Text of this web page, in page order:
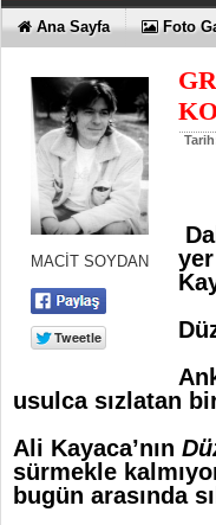
19:38 |
19:36 |
19:30 |
19:27 |
07:09 |
Ana Sayfa Foto
MACİT SOYDAN
usulca sızlatan
Ali Kayaca’nın
sürmekle
bugün arasında